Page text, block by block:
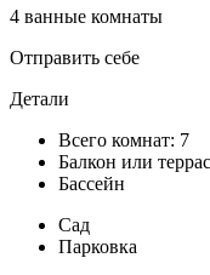
4 ванные комнаты
Отправить себе
Детали
Всего комнат: 7
Балкон или
Бассейн
Сад
Парковка